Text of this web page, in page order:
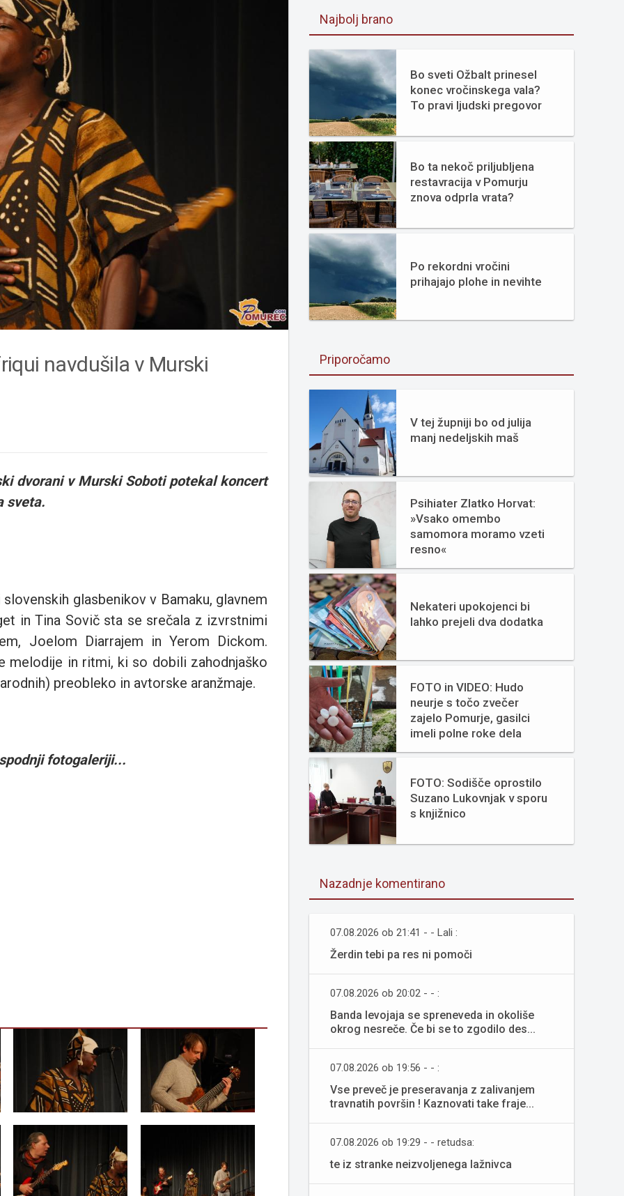
navdušila v Murski
dvorani v Murski Soboti potekal koncert
sveta.
glasbenikov v Bamaku, glavnem
in Tina Sovič sta se srečala z izvrstnimi
Joelom Diarrajem in Yerom Dickom.
melodije in ritmi, ki so dobili zahodnjaško
preobleko in avtorske aranžmaje.
fotogaleriji...
Najbolj brano
Bo sveti Ožbalt prinesel
konec vročinskega vala?
To pravi ljudski pregovor
Bo ta nekoč priljubljena
restavracija v Pomurju
znova odprla vrata?
Po rekordni vročini
prihajajo plohe in nevihte
Priporočamo
V tej župniji bo od julija
manj nedeljskih maš
Psihiater Zlatko Horvat:
»Vsako omembo
samomora moramo vzeti
resno«
Nekateri upokojenci bi
lahko prejeli dva dodatka
FOTO in VIDEO: Hudo
neurje s točo zvečer
zajelo Pomurje, gasilci
imeli polne roke dela
FOTO: Sodišče oprostilo
Suzano Lukovnjak v sporu
s knjižnico
Nazadnje komentirano
07.08.2026 ob 21:41 - - Lali :
Žerdin tebi pa res ni pomoči
07.08.2026 ob 20:02 - - :
Banda levojaja se spreneveda in okoliše
okrog nesreče. Če bi se to zgodilo des...
07.08.2026 ob 19:56 - - :
Vse preveč je preseravanja z zalivanjem
travnatih površin ! Kaznovati take fraje...
07.08.2026 ob 19:29 - - retudsa:
te iz stranke neizvoljenega lažnivca